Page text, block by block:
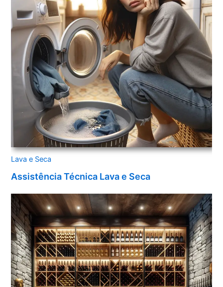
Lava e Seca
Assistência Técnica Lava e Seca